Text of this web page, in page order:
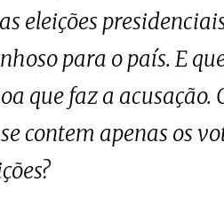
eleições
para o país. E
que faz a acusação.
contem apenas os